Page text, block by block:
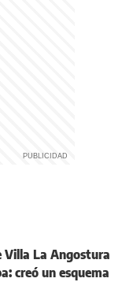
Villa La Angostura
creó un esquema